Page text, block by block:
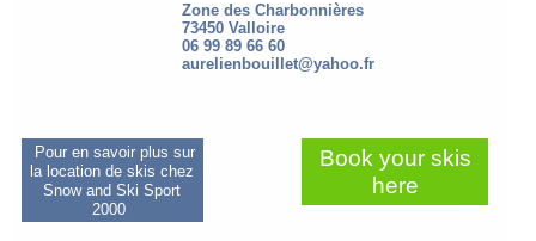
Zone des Charbonnières
73450 Valloire
06 99 89 66 60
aurelienbouillet@yahoo.fr
Pour en savoir plus sur
la location de skis chez
Snow and Ski Sport
2000
Book your skis
here